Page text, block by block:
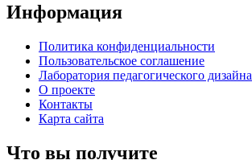
Информация
Политика конфиденциальности
Пользовательское соглашение
Лаборатория педагогического дизайна
О проекте
Контакты
Карта сайта
Что вы получите